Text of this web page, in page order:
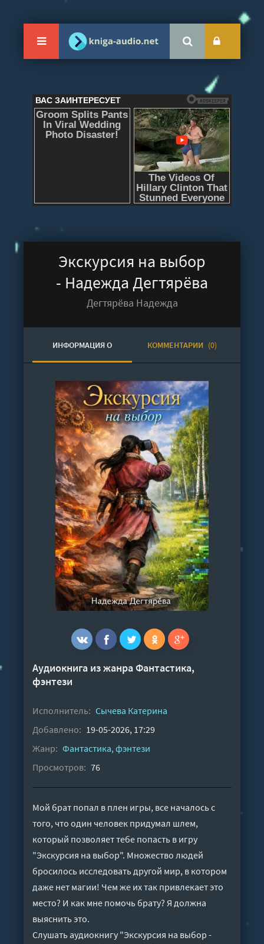
Экскурсия на выбор
- Надежда Дегтярёва
Дегтярёва Надежда
ИНФОРМАЦИЯ О
АУДИОКНИГЕ
КОММЕНТАРИИ (0)
Аудиокнига из жанраФантастика,
фэнтези
Исполнитель: Сычева Катерина
Добавлено: 19-05-2026, 17:29
Жанр: Фантастика, фэнтези
Просмотров: 76
Мой брат попал в плен игры, все началось с
того, что один человек придумал шлем,
который позволяет тебе попасть в игру
"Экскурсия на выбор". Множество людей
бросилось исследовать другой мир, в котором
даже нет магии! Чем же их так привлекает это
место? И как мне помочь брату? Я должна
выяснить это.
Слушать аудиокнигу "Экскурсия на выбор -